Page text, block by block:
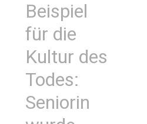
Beispiel
für die
Kultur des
Todes:
Seniorin